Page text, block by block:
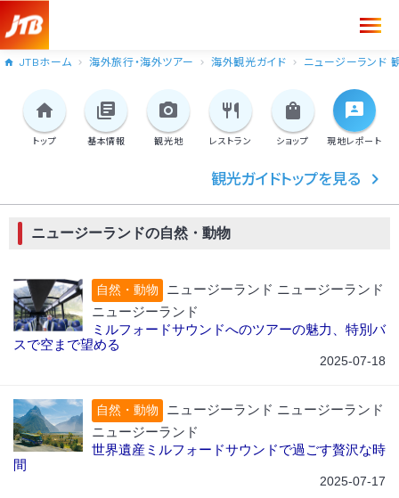
JTBホーム 海外旅行・海外ツアー 海外観光ガイド ニュージーランド
トップ 基本情報 観光地 レストラン ショップ 現地レポート
観光ガイドトップを見る
ニュージーランドの自然・動物
自然・動物
ニュージーランド ニュージーランド
ニュージーランド
ミルフォードサウンドへのツアーの魅力、特別バ
スで空まで望める
2025-07-18
自然・動物
ニュージーランド ニュージーランド
ニュージーランド
世界遺産ミルフォードサウンドで過ごす贅沢な時
間
2025-07-17